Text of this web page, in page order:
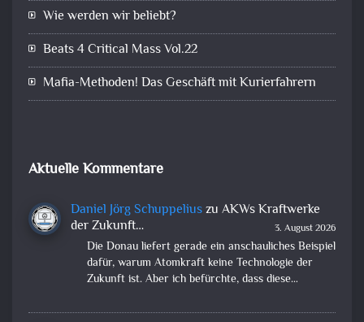
Wie werden wir beliebt?
Beats 4 Critical Mass Vol.22
Mafia-Methoden! Das Geschäft mit Kurierfahrern
Aktuelle Kommentare
Daniel Jörg Schuppeliuszu AKWs Kraftwerke
der Zukunft…
3. August 2026
Die Donau liefert gerade ein anschauliches Beispiel
dafür, warum Atomkraft keine Technologie der
Zukunft ist. Aber ich befürchte, dass diese…